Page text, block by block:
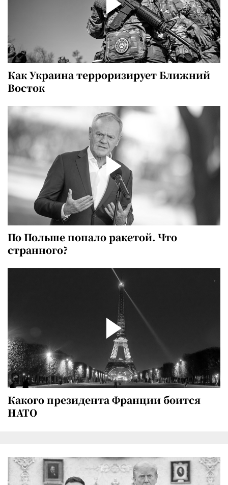
Как Украина терроризирует Ближний
Восток
По Польше попало ракетой. Что
странного?
Какого президента Франции боится
НАТО